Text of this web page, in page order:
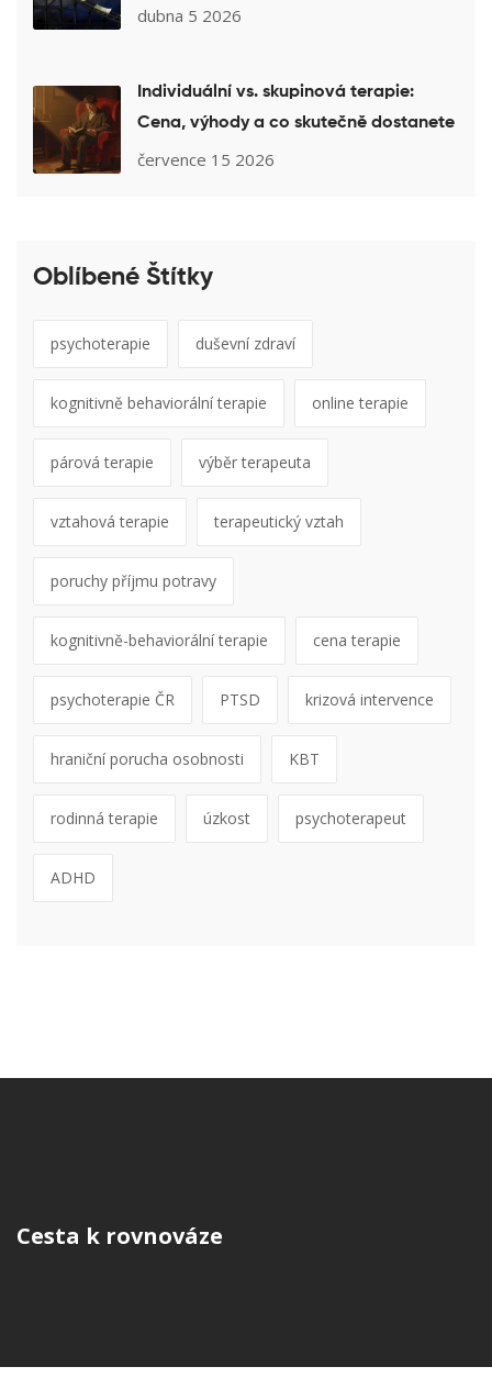
vynechávání sezení
dubna 5 2026
Individuální vs. skupinová terapie:
Cena, výhody a co skutečně dostanete
července 15 2026
Oblíbené Štítky
psychoterapie duševní zdraví
kognitivně behaviorální terapie online terapie
párová terapie výběr terapeuta
vztahová terapie terapeutický vztah
poruchy příjmu potravy
kognitivně-behaviorální terapie cena terapie
psychoterapie ČR PTSD krizová intervence
hraniční porucha osobnosti KBT
rodinná terapie úzkost psychoterapeut
ADHD
Cesta k rovnováze